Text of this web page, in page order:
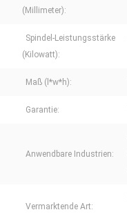
(Millimeter):
Spindel-Leistungsstärke
(Kilowatt):
Maß (l*w*h):
Garantie:
Anwendbare Industrien:
Vermarktende Art: